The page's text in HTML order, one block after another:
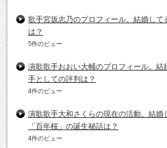
歌手宮坂志乃のプロフィール。結婚し
は？
5件のビュー
演歌歌手おおい大輔のプロフィール。
手としての評判は？
4件のビュー
演歌歌手大和さくらの現在の活動。結婚
「百年桜」の誕生秘話は？
4件のビュー